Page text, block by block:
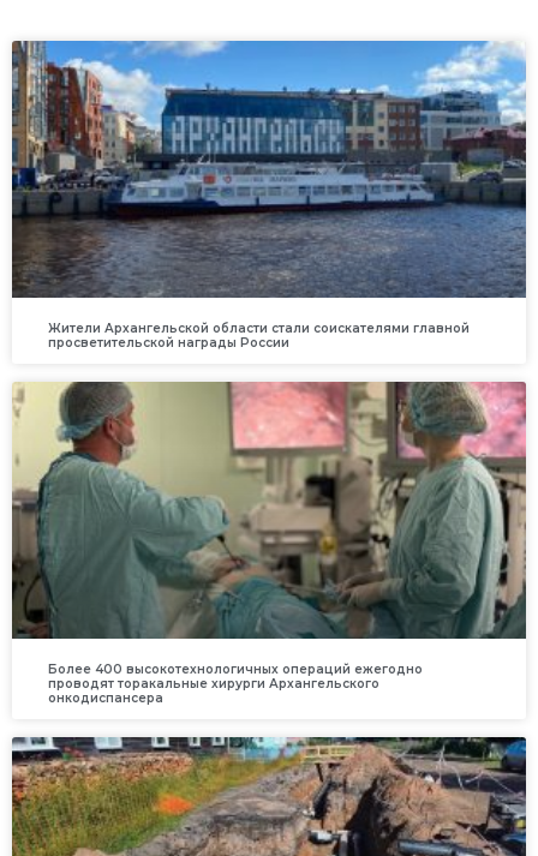
Жители Архангельской области стали соискателями главной
просветительской награды России
Более 400 высокотехнологичных операций ежегодно
проводят торакальные хирурги Архангельского
онкодиспансера